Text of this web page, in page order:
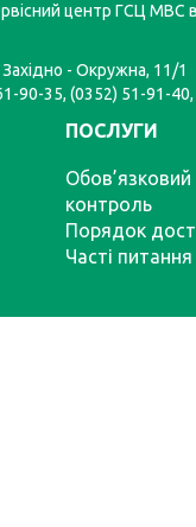
центр ГСЦ МВС
- Окружна, 11/1
90-35, (0352) 51-91-
ПОСЛУГИ
Обов’язковий
контроль
Порядок
Часті питання